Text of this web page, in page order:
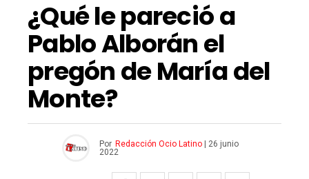
¿Qué le pareció a
Pablo Alborán el
pregón de María del
Monte?
Por Redacción Ocio Latino|
26 junio
2022